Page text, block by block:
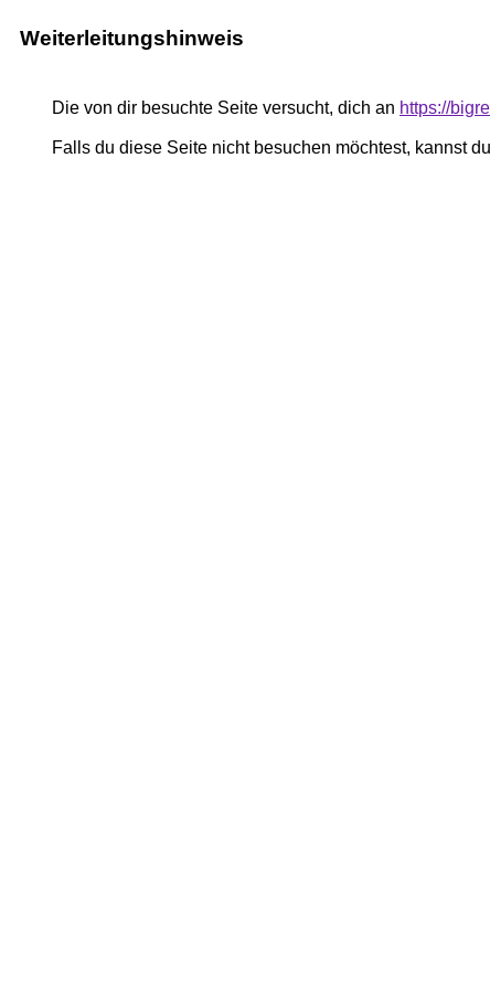
Weiterleitungshinweis
Die von dir besuchte Seite versucht, dich an https://
Falls du diese Seite nicht besuchen möchtest, kannst du